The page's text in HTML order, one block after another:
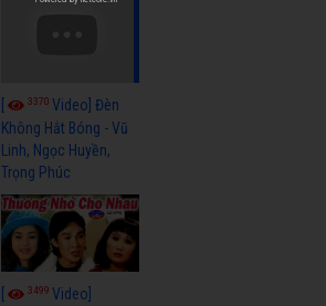
3370Video] Đèn
Không Hắt Bóng - Vũ
Linh, Ngọc Huyền,
Trọng Phúc
3499Video]